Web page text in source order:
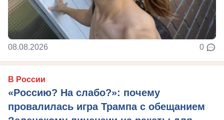
08.08.2026 0
В России
«Россию? На слабо?»: почему
провалилась игра Трампа с обещанием